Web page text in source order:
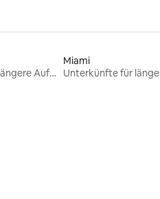
Unterkünfte für längere Aufenthalte
Miami